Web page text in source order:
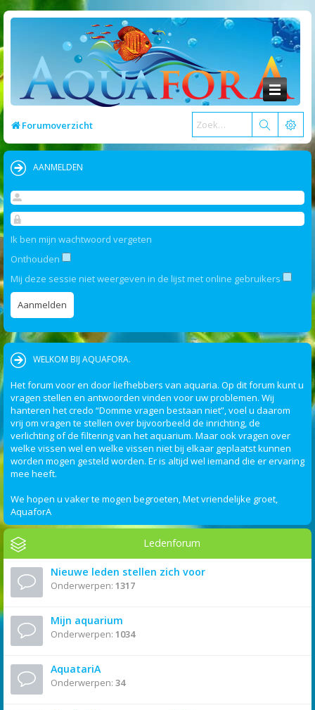
Forumoverzicht
AANMELDEN
Ik ben mijn wachtwoord vergeten
Onthouden
Mij deze sessie niet weergeven in de lijst met online gebruikers
WELKOM BIJ AQUAFORA.
Het forum voor en door liefhebbers van aquaria. Op dit forum kunt u
vragen stellen en antwoorden vinden voor uw problemen. Wij
hanteren het credo “Domme vragen bestaan niet”, voel u daarom
vrij om vragen te stellen over bijvoorbeeld de inrichting, de
verlichting of de filtering van het aquarium. Maar ook vragen over
welke vissen wel en welke vissen niet bij elkaar geplaatst kunnen
worden mogen gesteld worden. Er is altijd wel iemand die er ervaring
mee heeft.
We hopen u vaker te mogen begroeten, Met vriendelijke groet,
AquaforA
Ledenforum
Nieuwe leden stellen zich voor
Onderwerpen: 1317
Mijn aquarium
Onderwerpen: 1034
AquatariA
Onderwerpen: 34